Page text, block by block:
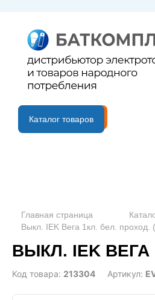
B2B портал
Каталог товаров
Главная страница
Выкл. IEK Вега 1кл. бел. проход.
ВЫКЛ. IEK ВЕГА
Код товара: 213304 Артикул: